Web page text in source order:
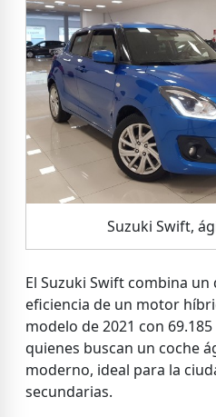
Suzuki Swift,
El Suzuki Swift combina
eficiencia de un motor
modelo de 2021 con
quienes buscan un coche
moderno, ideal para la
secundarias.